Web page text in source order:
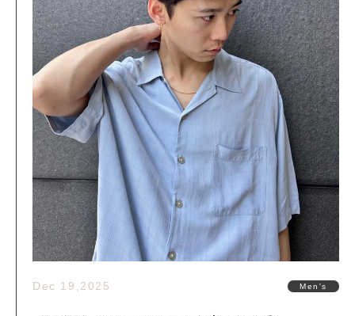
Dec 19,2025 Men's